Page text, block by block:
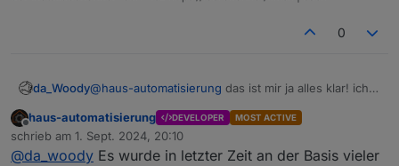
0
da_Woody@haus-automatisierung das ist mir ja alles klar! ich
dann nichts mehr tut.
Offline
haus-automatisierung DEVELOPER MOST ACTIVE
schrieb am 1. Sept. 2024, 20:10
zuletzt editiert von
@da_woody Es wurde in letzter Zeit an der Basis vieler